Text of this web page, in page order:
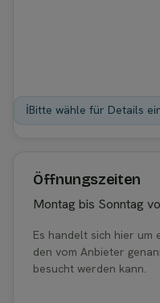
ℹ️Bitte wähle für Details
Öffnungszeiten
Montag bis Sonntag
Es handelt sich hier um
den vom Anbieter
besucht werden kann.